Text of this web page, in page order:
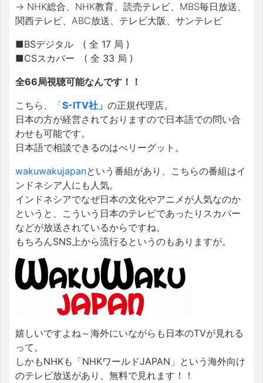
→ NHK総合、 NHK教育、読売テレビ、 MBS毎日放送、
関西テレビ、 ABC放送、テレビ大阪、サンテレビ
■BSデジタル ( 全 17 局 )
■CSスカパー ( 全 33 局 )
全66局視聴可能なんです！！
こちら、
「S-ITV社」 の正規代理店。
日本の方が経営されておりますので日本語での問い合
わせも可能です。
日本語で相談できるのはべリーグット。
wakuwakujapanという番組があり、こちらの番組はイ
ンドネシア人にも人気。
インドネシアでなぜ日本の文化やアニメが人気なのか
というと、こういう日本のテレビであったりスカパー
などが放送されているからですね。
もちろんSNS上から流行るというのもありますが。
嬉しいですよね～海外にいながらも日本のTVが見れる
って。
しかもNHKも「NHKワールドJAPAN」という海外向け
のテレビ放送があり、無料で見れます！！